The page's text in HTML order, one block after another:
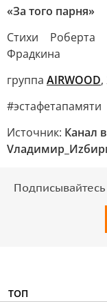
«За того парня»
Стихи Роберта
Фрадкина
группа AIRWOOD,
#эстафетапамяти
Источник: Канал
ТОП